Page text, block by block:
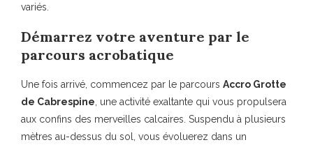
variés.
Démarrez votre aventure par le
parcours acrobatique
Une fois arrivé, commencez par le parcours Accro Grotte
de Cabrespine , une activité exaltante qui vous propulsera
aux confins des merveilles calcaires. Suspendu à plusieurs
mètres au-dessus du sol, vous évoluerez dans un